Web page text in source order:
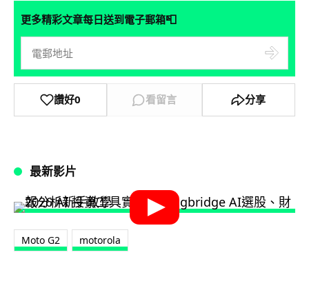
更多精彩文章每日送到電子郵箱📮
讚好0 看留言 分享
最新影片
Moto G2 motorola